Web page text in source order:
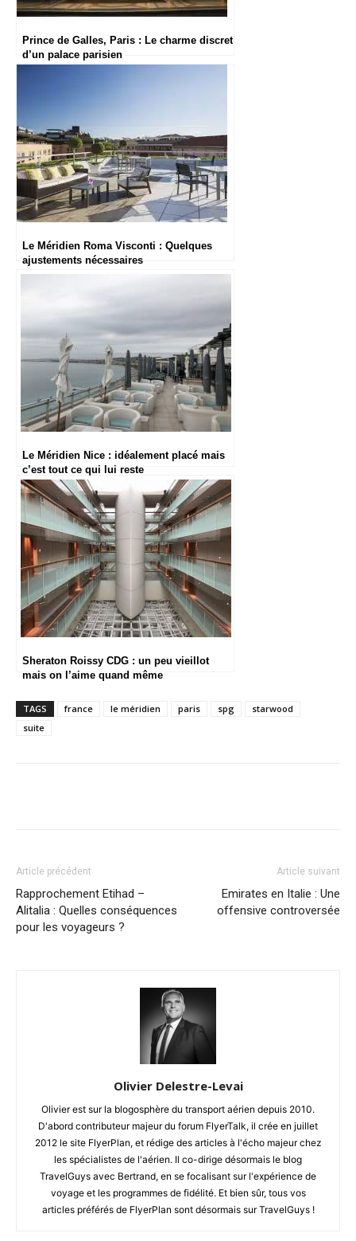
Prince de Galles, Paris : Le charme discret
d’un palace parisien
Le Méridien Roma Visconti : Quelques
ajustements nécessaires
Le Méridien Nice : idéalement placé mais
c’est tout ce qui lui reste
Sheraton Roissy CDG : un peu vieillot
mais on l’aime quand même
TAGS france le méridien paris spg
starwood
suite
Article précédent
Rapprochement Etihad –
Alitalia : Quelles conséquences
pour les voyageurs ?
Article suivant
Emirates en Italie : Une
offensive controversée
Olivier Delestre-Levai
Olivier est sur la blogosphère du transport aérien depuis 2010.
D'abord contributeur majeur du forum FlyerTalk, il crée en juillet
2012 le site FlyerPlan, et rédige des articles à l'écho majeur chez
les spécialistes de l'aérien. Il co-dirige désormais le blog
TravelGuys avec Bertrand, en se focalisant sur l'expérience de
voyage et les programmes de fidélité. Et bien sûr, tous vos
articles préférés de FlyerPlan sont désormais sur TravelGuys !